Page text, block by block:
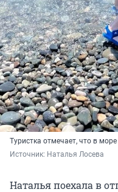
Туристка отмечает, что в
Источник: Наталья Лосева
Наталья поехала в